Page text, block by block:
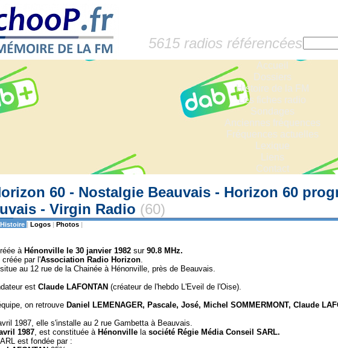
5615 radios référencées
Accueil
Dossiers
Histoire de la FM
Les fiches radio
Sondages
Anciennes fréquences
Fréquences actuelles
Lexique
Liens
Contact
60 - Nostalgie Beauvais - Horizon 60
- Virgin Radio (60)
Histoire | Logos | Photos |
à Hénonville le 30 janvier 1982 sur90.8 MHz.
créée par l'Association Radio Horizon.
au 12 rue de la Chainée à Hénonville, près de Beauvais.
est Claude LAFONTAN (créateur de l'hebdo L'Eveil de l'Oise).
on retrouve Daniel LEMENAGER, Pascale, José, Michel SOMMERMONT, Claude
1987, elle s'installe au 2 rue Gambetta à Beauvais.
1987, est constituée à Hénonville lasociété Régie Média Conseil SARL.
est fondée par :